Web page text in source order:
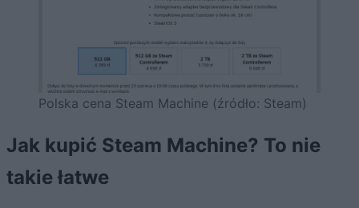
Polska cena Steam Machine (źródło: Steam)
Jak kupić Steam Machine? To nie
takie łatwe